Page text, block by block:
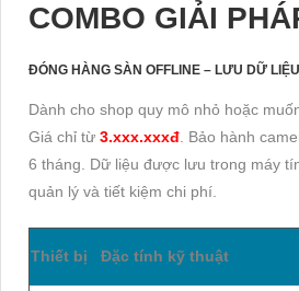
COMBO GIẢI
ĐÓNG HÀNG SÀN OFFLINE – LƯU DỮ
Dành cho shop quy mô nhỏ hoặc
Giá chỉ từ 3.xxx.xxxđ. Bảo hành
6 tháng. Dữ liệu được lưu trong máy
quản lý và tiết kiệm chi phí.
Thiết bị Đặc tính kỹ thuật